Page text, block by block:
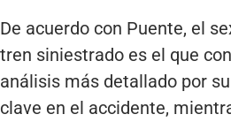
De acuerdo con Puente, el
tren siniestrado es el que
análisis más detallado por
clave en el accidente,